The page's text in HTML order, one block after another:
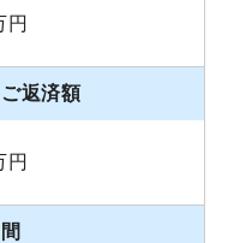
円
返済額
円